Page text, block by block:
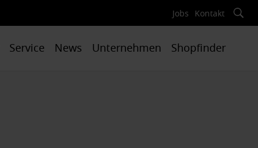
Jobs Kontakt
Service News Unternehmen Shopfinder